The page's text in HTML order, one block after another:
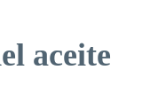
aceite